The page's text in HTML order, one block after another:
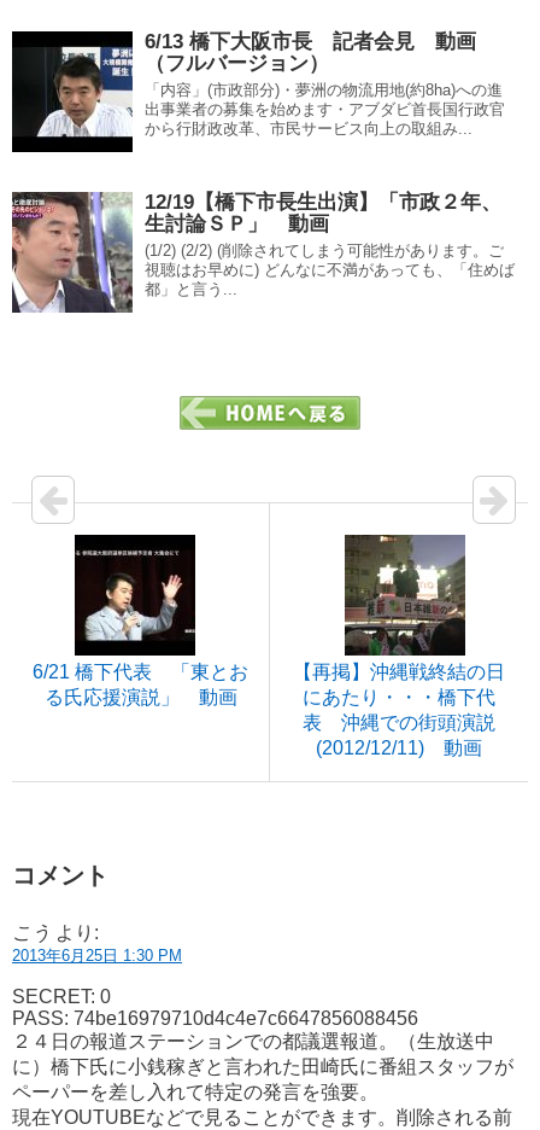
6/13 橋下大阪市長 記者会見 動画
（フルバージョン）
「内容」(市政部分)・夢洲の物流用地(約8ha)への進
出事業者の募集を始めます・アブダビ首長国行政官
から行財政改革、市民サービス向上の取組み...
12/19【橋下市長生出演】「市政２年、
生討論ＳＰ」 動画
(1/2) (2/2) (削除されてしまう可能性があります。ご
視聴はお早めに) どんなに不満があっても、「住めば
都」と言う...
6/21 橋下代表 「東とお
る氏応援演説」 動画
【再掲】沖縄戦終結の日
にあたり・・・橋下代
表 沖縄での街頭演説
(2012/12/11) 動画
コメント
こう より:
2013年6月25日 1:30 PM
SECRET: 0
PASS: 74be16979710d4c4e7c6647856088456
２４日の報道ステーションでの都議選報道。（生放送中
に）橋下氏に小銭稼ぎと言われた田崎氏に番組スタッフが
ペーパーを差し入れて特定の発言を強要。
現在YOUTUBEなどで見ることができます。削除される前